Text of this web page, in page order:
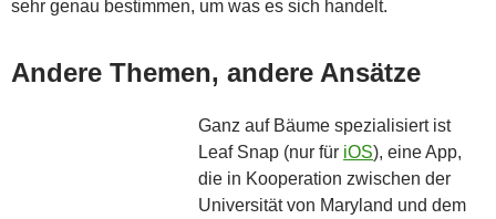
sehr genau bestimmen, um was es sich handelt.
Andere Themen, andere Ansätze
Ganz auf Bäume spezialisiert ist
Leaf Snap (nur für iOS), eine App,
die in Kooperation zwischen der
Universität von Maryland und dem